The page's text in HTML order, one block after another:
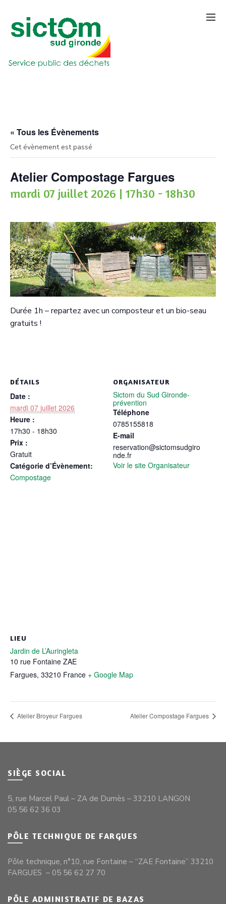
« Tous les Évènements
Cet évènement est passé
Atelier Compostage Fargues
mardi 07 juillet 2026 | 17h30 - 18h30
Durée 1h – repartez avec un composteur et un bio-seau
gratuits !
DÉTAILS
Date :
mardi 07 juillet 2026
Heure :
17h30 - 18h30
Prix :
Gratuit
Catégorie d’Évènement:
Compostage
ORGANISATEUR
Sictom du Sud Gironde-
prévention
Téléphone
0785155818
E-mail
reservation@sictomsudgiro
nde.fr
Voir le site Organisateur
LIEU
Jardin de L’Auringleta
10 rue Fontaine ZAE
Fargues, 33210 France + Google Map
Atelier Broyeur Fargues Atelier Compostage Fargues
SIÈGE SOCIAL
5, rue Marcel Paul – ZA de Dumès – 33210 LANGON
05 56 62 36 03
PÔLE TECHNIQUE DE FARGUES
Pôle technique, n°10, rue Fontaine – “ZAE Fontaine” 33210
FARGUES – 05 56 62 27 70
PÔLE ADMINISTRATIF DE BAZAS